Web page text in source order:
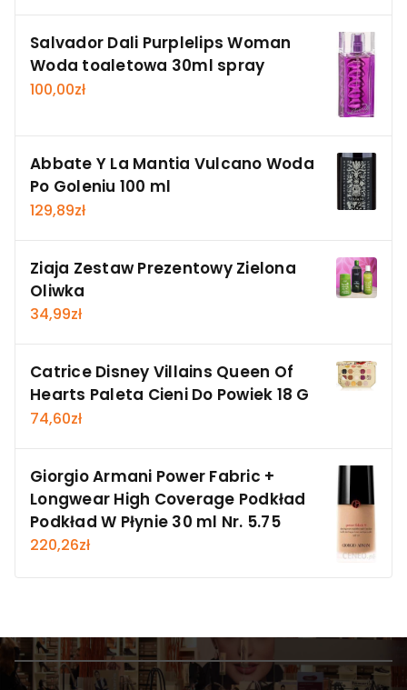
Salvador Dali Purplelips Woman
Woda toaletowa 30ml spray
100,00zł
Abbate Y La Mantia Vulcano Woda
Po Goleniu 100 ml
129,89zł
Ziaja Zestaw Prezentowy Zielona
Oliwka
34,99zł
Catrice Disney Villains Queen Of
Hearts Paleta Cieni Do Powiek 18 G
74,60zł
Giorgio Armani Power Fabric +
Longwear High Coverage Podkład
Podkład W Płynie 30 ml Nr. 5.75
220,26zł